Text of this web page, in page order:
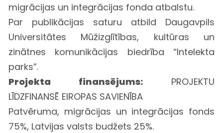
migrācijas un integrācijas fonda atbalstu.
Par publikācijas saturu atbild Daugavpils
Universitātes Mūžizglītības, kultūras un
zinātnes komunikācijas biedrība “Intelekta
parks”.
Projekta finansējums:PROJEKTU
LĪDZFINANSĒ EIROPAS SAVIENĪBA
Patvēruma, migrācijas un integrācijas fonds
75%, Latvijas valsts budžets 25%.